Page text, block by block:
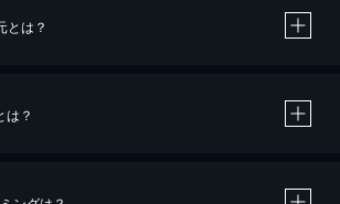
とは？
は？